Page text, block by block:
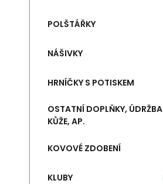
POLŠTÁŘKY
NÁŠIVKY
HRNÍČKY S POTISKEM
OSTATNÍ DOPLŇKY, ÚDRŽBA
KŮŽE, AP.
KOVOVÉ ZDOBENÍ
KLUBY